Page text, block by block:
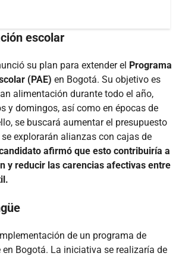
escolar
su plan para extender el Programa
(PAE) en Bogotá. Su objetivo es
alimentación durante todo el año,
y domingos, así como en épocas de
se buscará aumentar el presupuesto
explorarán alianzas con cajas de
afirmó que esto contribuiría a
y reducir las carencias afectivas entre
de un programa de
Bogotá. La iniciativa se realizaría de